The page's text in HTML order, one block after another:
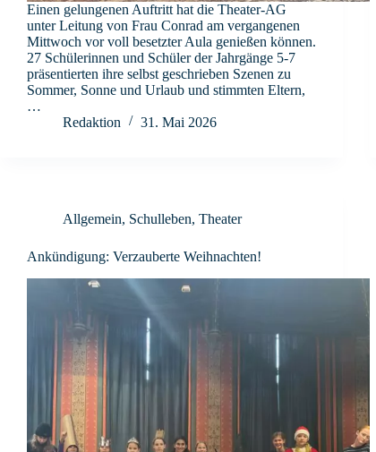
Einen gelungenen Auftritt hat die Theater-AG
unter Leitung von Frau Conrad am vergangenen
Mittwoch vor voll besetzter Aula genießen können.
27 Schülerinnen und Schüler der Jahrgänge 5-7
präsentierten ihre selbst geschrieben Szenen zu
Sommer, Sonne und Urlaub und stimmten Eltern,
…
Redaktion
31. Mai 2026
Allgemein, Schulleben, Theater
Ankündigung: Verzauberte Weihnachten!